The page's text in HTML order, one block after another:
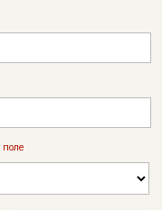
поле